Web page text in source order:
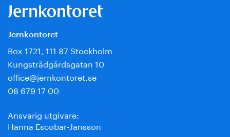
Jernkontoret
Box 1721, 111 87 Stockholm
Kungsträdgårdsgatan 10
office@jernkontoret.se
08 679 17 00
Ansvarig utgivare:
Hanna Escobar-Jansson